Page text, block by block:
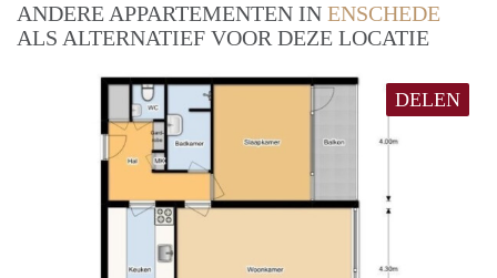
ANDERE APPARTEMENTEN IN ENSCHEDE
ALS ALTERNATIEF VOOR DEZE LOCATIE
DELEN